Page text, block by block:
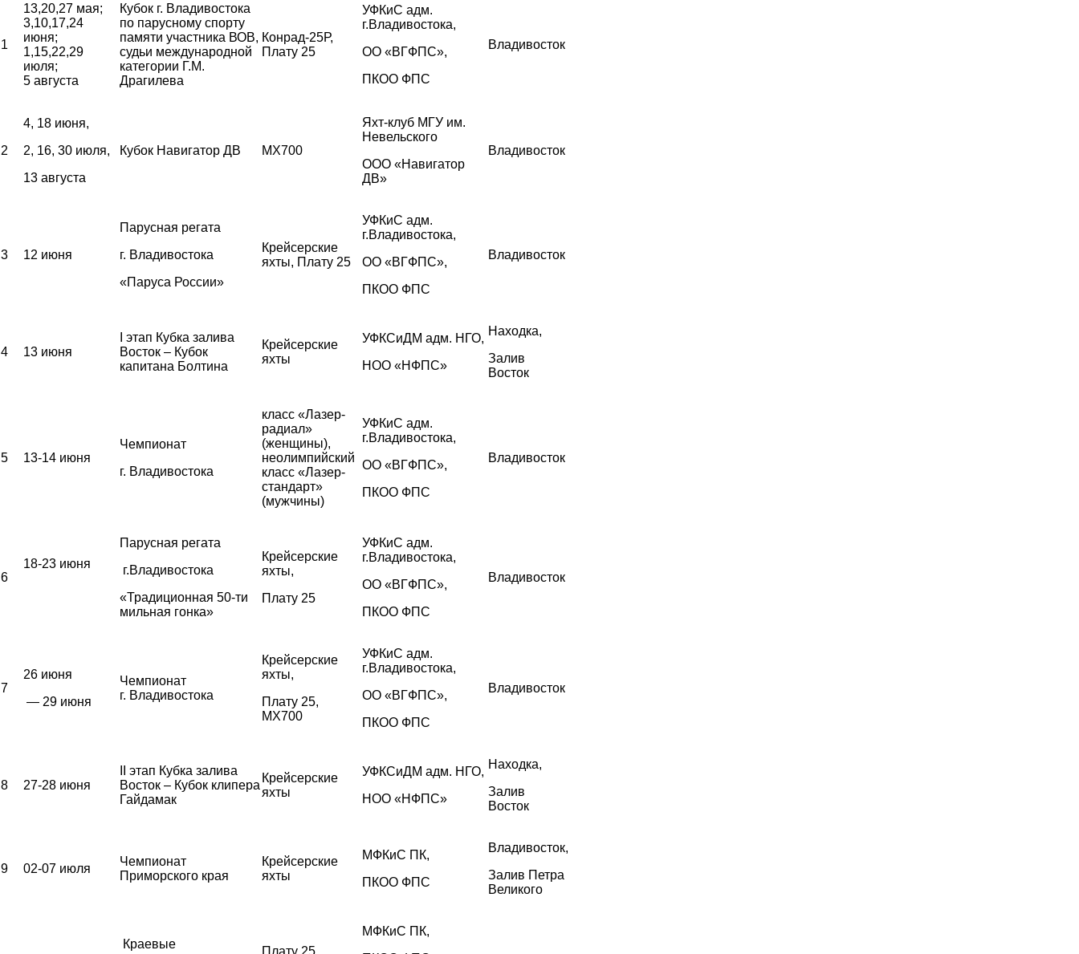
1
13,20,27 мая;
3,10,17,24
июня;
1,15,22,29
июля;
5 августа
Кубок г. Владивостока
по парусному спорту
памяти участника ВОВ,
судьи международной
категории Г.М.
Драгилева
Конрад-25Р,
Плату 25
УФКиС адм.
г.Владивостока,
ОО «ВГФПС»,
ПКОО ФПС
Владивосток
2
4, 18 июня,
2, 16, 30 июля,
13 августа
Кубок Навигатор ДВ MX700
Яхт-клуб МГУ им.
Невельского
ООО «Навигатор
ДВ»
Владивосток
3 12 июня
Парусная регата
г. Владивостока
«Паруса России»
Крейсерские
яхты, Плату 25
УФКиС адм.
г.Владивостока,
ОО «ВГФПС»,
ПКОО ФПС
Владивосток
4 13 июня
I этап Кубка залива
Восток – Кубок
капитана Болтина
Крейсерские
яхты
УФКСиДМ адм. НГО,
НОО «НФПС»
Находка,
Залив
Восток
5 13-14 июня
Чемпионат
г. Владивостока
класс «Лазер-
радиал»
(женщины),
неолимпийский
класс «Лазер-
стандарт»
(мужчины)
УФКиС адм.
г.Владивостока,
ОО «ВГФПС»,
ПКОО ФПС
Владивосток
6
18-23 июня
Парусная регата
г.Владивостока
«Традиционная 50-ти
мильная гонка»
Крейсерские
яхты,
Плату 25
УФКиС адм.
г.Владивостока,
ОО «ВГФПС»,
ПКОО ФПС
Владивосток
7
26 июня
— 29 июня
Чемпионат
г. Владивостока
Крейсерские
яхты,
Плату 25,
MX700
УФКиС адм.
г.Владивостока,
ОО «ВГФПС»,
ПКОО ФПС
Владивосток
8 27-28 июня
II этап Кубка залива
Восток – Кубок клипера
Гайдамак
Крейсерские
яхты
УФКСиДМ адм. НГО,
НОО «НФПС»
Находка,
Залив
Восток
9 02-07 июля
Чемпионат
Приморского края
Крейсерские
яхты
МФКиС ПК,
ПКОО ФПС
Владивосток,
Залив Петра
Великого
Краевые
Плату 25,
МФКиС ПК,